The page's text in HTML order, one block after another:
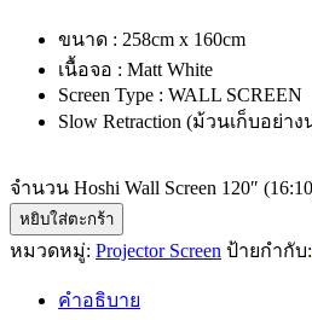
ขนาด : 258cm x 160cm
เนื้อจอ : Matt White
Screen Type : WALL SCREEN
Slow Retraction (ม้วนเก็บอย่า
จำนวน Hoshi Wall Screen 120″
หยิบใส่ตะกร้า
หมวดหมู่: Projector Screen ป้ายกำกับ:
คำอธิบาย